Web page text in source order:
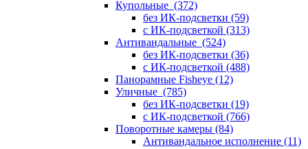
Купольные (372)
без ИК-подсветки (59)
с ИК-подсветкой (313)
Антивандальные (524)
без ИК-подсветки (36)
с ИК-подсветкой (488)
Панорамные Fisheye (12)
Уличные (785)
без ИК-подсветки (19)
с ИК-подсветкой (766)
Поворотные камеры (84)
Антивандальное исполнение (11)